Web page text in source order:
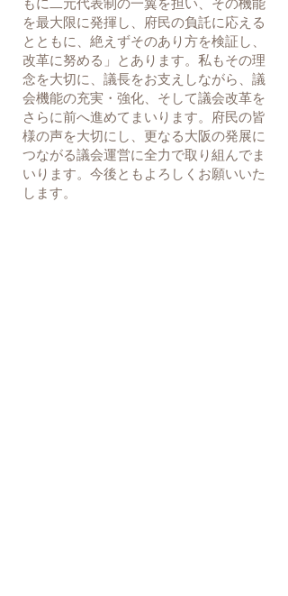
もに二元代表制の一翼を担い、その機能
を最大限に発揮し、府民の負託に応える
とともに、絶えずそのあり方を検証し、
改革に努める」とあります。 私もその理
念を大切に、議長をお支えしながら、議
会機能の充実・強化、そして議会改革を
さらに前へ進めてまいります。
府民の皆
様の声を大切にし、更なる大阪の発展に
つながる議会運営に全力で取り組んでま
いります。今後ともよろしくお願いいた
します。